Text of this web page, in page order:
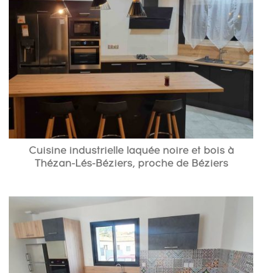
Cuisine industrielle laquée noire et bois à
Thézan-Lés-Béziers, proche de Béziers